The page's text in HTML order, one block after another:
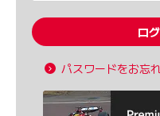
ロ
パスワードをお忘